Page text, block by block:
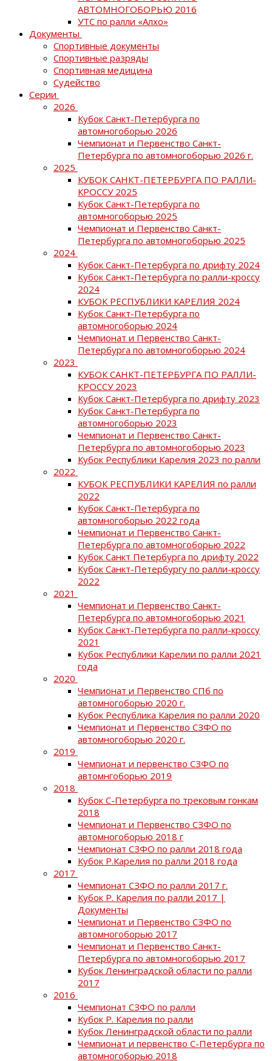
АВТОМНОГОБОРЬЮ 2016
УТС по ралли «Алхо»
Документы
Спортивные документы
Спортивные разряды
Спортивная медицина
Судейство
Серии
2026
Кубок Санкт-Петербурга по
автомногоборью 2026
Чемпионат и Первенство Санкт-
Петербурга по автомногоборью 2026 г.
2025
КУБОК САНКТ-ПЕТЕРБУРГА ПО РАЛЛИ-
КРОССУ 2025
Кубок Санкт-Петербурга по
автомногоборью 2025
Чемпионат и Первенство Санкт-
Петербурга по автомногоборью 2025
2024
Кубок Санкт-Петербурга по дрифту 2024
Кубок Санкт-Петербурга по ралли-кроссу
2024
КУБОК РЕСПУБЛИКИ КАРЕЛИЯ 2024
Кубок Санкт-Петербурга по
автомногоборью 2024
Чемпионат и Первенство Санкт-
Петербурга по автомногоборью 2024
2023
КУБОК САНКТ-ПЕТЕРБУРГА ПО РАЛЛИ-
КРОССУ 2023
Кубок Санкт-Петербурга по дрифту 2023
Кубок Санкт-Петербурга по
автомногоборью 2023
Чемпионат и Первенство Санкт-
Петербурга по автомногоборью 2023
Кубок Республики Карелия 2023 по ралли
2022
КУБОК РЕСПУБЛИКИ КАРЕЛИЯ по ралли
2022
Кубок Санкт-Петербурга по
автомногоборью 2022 года
Чемпионат и Первенство Санкт-
Петербурга по автомногоборью 2022
Кубок Санкт Петербурга по дрифту 2022
Кубок Санкт-Петербургу по ралли-кроссу
2022
2021
Чемпионат и Первенство Санкт-
Петербурга по автомногоборью 2021
Кубок Санкт-Петербурга по ралли-кроссу
2021
Кубок Республики Карелии по ралли 2021
года
2020
Чемпионат и Первенство СПб по
автомногоборью 2020 г.
Кубок Республика Карелия по ралли 2020
Чемпионат и Первенство СЗФО по
автомногоборью 2020 г.
2019
Чемпионат и первенство СЗФО по
автомнгоборью 2019
2018
Кубок С-Петербурга по трековым гонкам
2018
Чемпионат и Первенство СЗФО по
автомногоборью 2018 г
Чемпионат СЗФО по ралли 2018 года
Кубок Р.Карелия по ралли 2018 года
2017
Чемпионат СЗФО по ралли 2017 г.
Кубок Р. Карелия по ралли 2017 |
Документы
Чемпионат и Первенство СЗФО по
автомногоборью 2017
Чемпионат и Первенство Санкт-
Петербурга по автомногоборью 2017
Кубок Ленинградской области по ралли
2017
2016
Чемпионат СЗФО по ралли
Кубок Р. Карелия по ралли
Кубок Ленинградской области по ралли
Чемпионат и первенство С-Петербурга по
автомногоборью 2018